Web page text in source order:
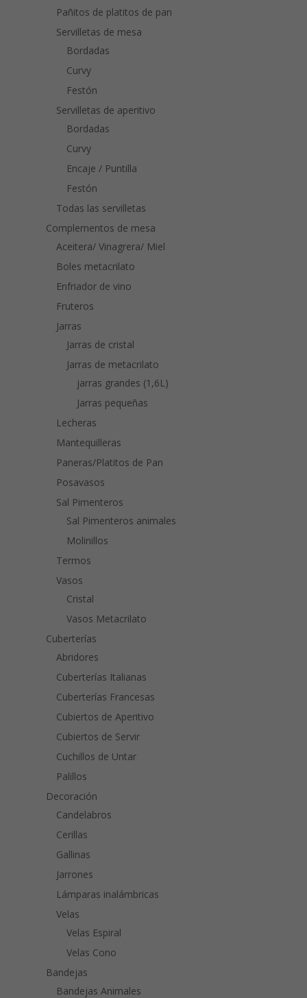
Pañitos de platitos de pan
Servilletas de mesa
Bordadas
Curvy
Festón
Servilletas de aperitivo
Bordadas
Curvy
Encaje / Puntilla
Festón
Todas las servilletas
Complementos de mesa
Aceitera/ Vinagrera/ Miel
Boles metacrilato
Enfriador de vino
Fruteros
Jarras
Jarras de cristal
Jarras de metacrilato
jarras grandes (1,6L)
Jarras pequeñas
Lecheras
Mantequilleras
Paneras/Platitos de Pan
Posavasos
Sal Pimenteros
Sal Pimenteros animales
Molinillos
Termos
Vasos
Cristal
Vasos Metacrilato
Cuberterías
Abridores
Cuberterías Italianas
Cuberterías Francesas
Cubiertos de Aperitivo
Cubiertos de Servir
Cuchillos de Untar
Palillos
Decoración
Candelabros
Cerillas
Gallinas
Jarrones
Lámparas inalámbricas
Velas
Velas Espiral
Velas Cono
Bandejas
Bandejas Animales